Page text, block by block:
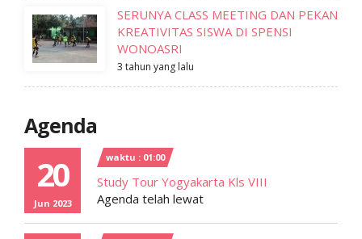
SERUNYA CLASS MEETING DAN PEKAN
KREATIVITAS SISWA DI SPENSI
WONOASRI
3 tahun yang lalu
Agenda
20
Jun 2023
waktu : 01:00
Study Tour Yogyakarta Kls VIII
Agenda telah lewat